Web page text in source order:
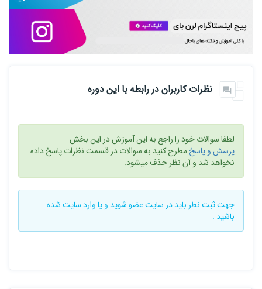
نظرات کاربران در رابطه با این دوره
لطفا سوالات خود را راجع به این آموزش در این بخش
پرسش و پاسخمطرح کنید به سوالات در قسمت نظرات پاسخ داده
نخواهد شد و آن نظر حذف میشود.
جهت ثبت نظر باید در سایتعضو شوید و یاوارد سایتشده
باشید .